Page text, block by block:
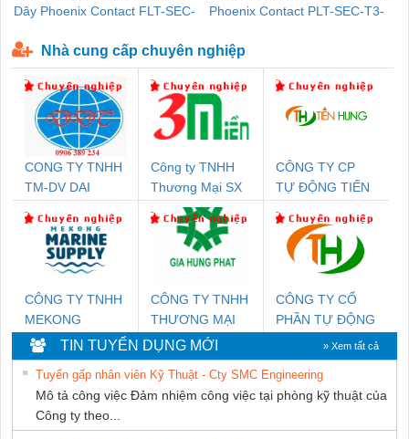
Dây Phoenix Contact FLT-SEC-
Phoenix Contact PLT-SEC-T3-
Nhà cung cấp chuyên nghiệp
CONG TY TNHH
TM-DV DAI
Công ty TNHH
Thương Mại SX
Ba Miền
CÔNG TY CP
TỰ ĐỘNG TIẾN
CÔNG TY TNHH
MEKONG
MARINE SUPPLY
CÔNG TY TNHH
THƯƠNG MẠI
DỊCH VỤ KỸ
THUẬT ĐIỆN CƠ
GIA HƯNG
PHÁT
CÔNG TY CỔ
PHẦN TỰ ĐỘNG
TIẾN HƯNG
TIN TUYỂN DỤNG MỚI » Xem tất cả
Tuyển gấp nhân viên Kỹ Thuật - Cty SMC Engineering
Mô tả công việc Đảm nhiệm công việc tại phòng kỹ thuật của
Công ty theo...